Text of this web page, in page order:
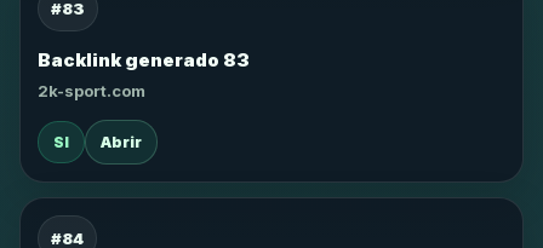
#83
Backlink generado 83
2k-sport.com
SI Abrir
#84